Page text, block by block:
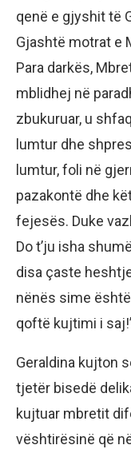
qenë e gjyshit të
Gjashtë motrat e
Para darkës,
mblidhej në
zbukuruar, u
lumtur dhe
lumtur, foli në
pazakontë dhe
fejesës. Duke
Do t’ju isha
disa çaste
nënës sime
qoftë kujtimi i
Geraldina kujton
tjetër bisedë
kujtuar mbretit
vështirësinë që